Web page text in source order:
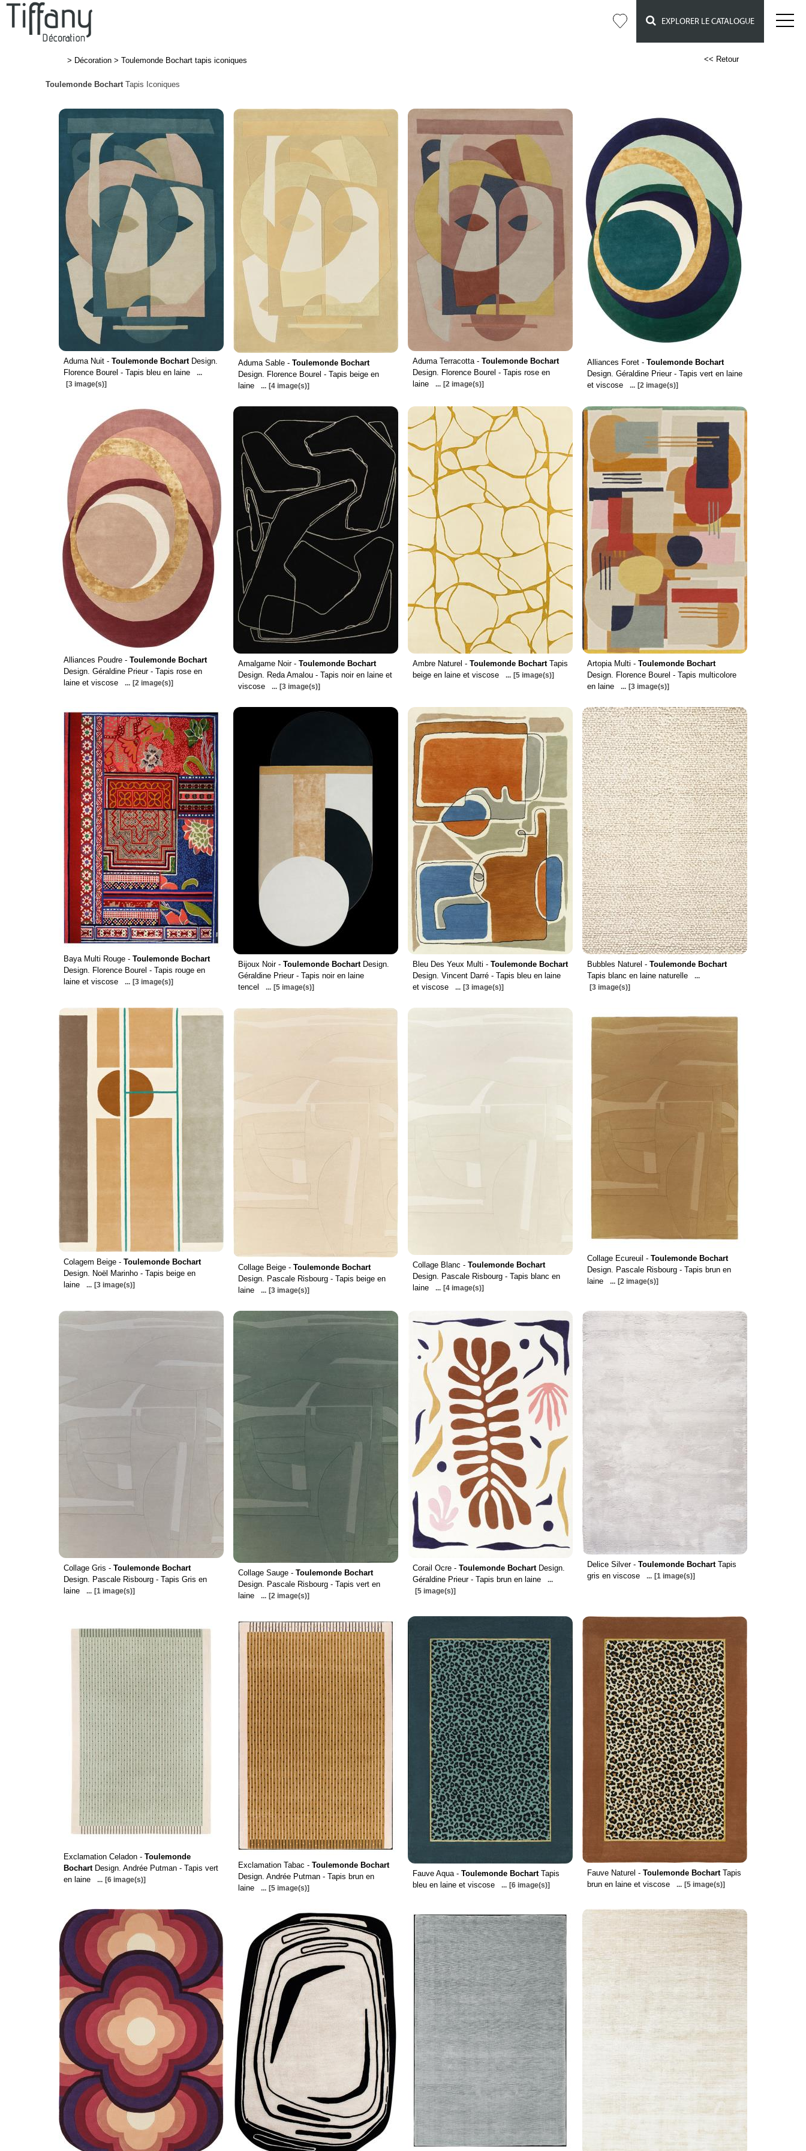
EXPLORER LE CATALOGUE
> Décoration > Toulemonde Bochart tapis iconiques << Retour
Toulemonde BochartTapis Iconiques
Aduma Nuit - Toulemonde BochartDesign.
Florence Bourel - Tapis bleu en laine
...
[3 image(s)]
Aduma Sable - Toulemonde Bochart
Design. Florence Bourel - Tapis beige en
laine
... [4 image(s)]
Aduma Terracotta - Toulemonde Bochart
Design. Florence Bourel - Tapis rose en
laine
... [2 image(s)]
Alliances Foret - Toulemonde Bochart
Design. Géraldine Prieur - Tapis vert en laine
et viscose
... [2 image(s)]
Alliances Poudre - Toulemonde Bochart
Design. Géraldine Prieur - Tapis rose en
laine et viscose
... [2 image(s)]
Amalgame Noir - Toulemonde Bochart
Design. Reda Amalou - Tapis noir en laine et
viscose
... [3 image(s)]
Ambre Naturel - Toulemonde BochartTapis
beige en laine et viscose
... [5 image(s)]
Artopia Multi - Toulemonde Bochart
Design. Florence Bourel - Tapis multicolore
en laine
... [3 image(s)]
Baya Multi Rouge - Toulemonde Bochart
Design. Florence Bourel - Tapis rouge en
laine et viscose
... [3 image(s)]
Bijoux Noir - Toulemonde BochartDesign.
Géraldine Prieur - Tapis noir en laine
tencel
... [5 image(s)]
Bleu Des Yeux Multi - Toulemonde Bochart
Design. Vincent Darré - Tapis bleu en laine
et viscose
... [3 image(s)]
Bubbles Naturel - Toulemonde Bochart
Tapis blanc en laine naturelle
...
[3 image(s)]
Colagem Beige - Toulemonde Bochart
Design. Noël Marinho - Tapis beige en
laine
... [3 image(s)]
Collage Beige - Toulemonde Bochart
Design. Pascale Risbourg - Tapis beige en
laine
... [3 image(s)]
Collage Blanc - Toulemonde Bochart
Design. Pascale Risbourg - Tapis blanc en
laine
... [4 image(s)]
Collage Ecureuil - Toulemonde Bochart
Design. Pascale Risbourg - Tapis brun en
laine
... [2 image(s)]
Collage Gris - Toulemonde Bochart
Design. Pascale Risbourg - Tapis Gris en
laine
... [1 image(s)]
Collage Sauge - Toulemonde Bochart
Design. Pascale Risbourg - Tapis vert en
laine
... [2 image(s)]
Corail Ocre - Toulemonde BochartDesign.
Géraldine Prieur - Tapis brun en laine
...
[5 image(s)]
Delice Silver - Toulemonde BochartTapis
gris en viscose
... [1 image(s)]
Exclamation Celadon - Toulemonde
BochartDesign. Andrée Putman - Tapis vert
en laine
... [6 image(s)]
Exclamation Tabac - Toulemonde Bochart
Design. Andrée Putman - Tapis brun en
laine
... [5 image(s)]
Fauve Aqua - Toulemonde BochartTapis
bleu en laine et viscose
... [6 image(s)]
Fauve Naturel - Toulemonde BochartTapis
brun en laine et viscose
... [5 image(s)]